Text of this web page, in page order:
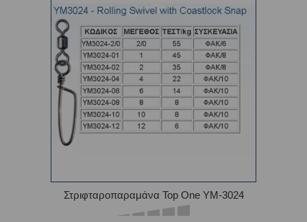
Στριφταροπαραμάνα Top One YM-3024